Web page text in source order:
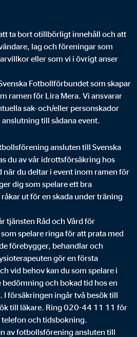
ta bort otillbörligt innehåll och att
lag och föreningar som
eller som vi i övrigt anser
Fotbollförbundet som skapar
ramen för Lira Mera. Vi ansvarar
sak- och/eller personskador
till sådana event.
ansluten till Svenska
du av vår idrottsförsäkring hos
när du deltar i event inom ramen för
dig som spelare ett bra
ut för en skada under träning
tjänsten Råd och Vård för
spelare ringa för att prata med
förebygger, behandlar och
gör en första
vid behov kan du som spelare i
och bokad tid hos en
I försäkringen ingår två besök till
till läkare. Ring 020-44 11 11 för
och tidsbokning.
av fotbollsförening ansluten till